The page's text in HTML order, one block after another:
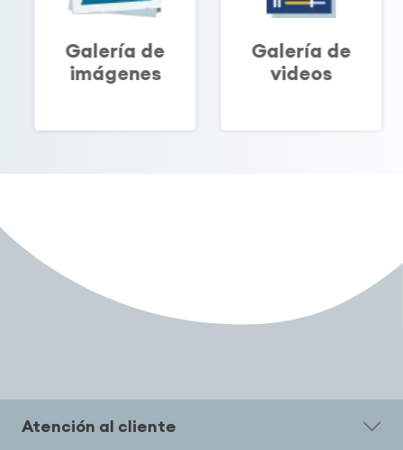
Galería de
imágenes
Galería de
videos
Atención al cliente